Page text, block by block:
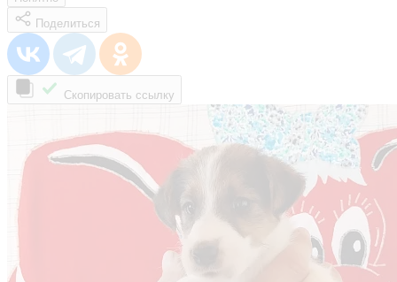
Поделиться
Скопировать ссылку